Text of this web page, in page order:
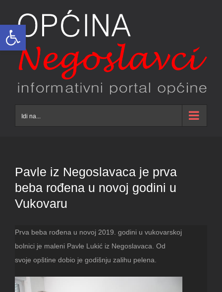
Open toolbar
content
Idi na...
Pavle iz Negoslavaca je prva
beba rođena u novoj godini u
Vukovaru
Prva beba rođena u novoj 2019. godini u vukovarskoj
bolnici je maleni Pavle Lukić iz Negoslavaca. Od
svoje opštine dobio je godišnju zalihu pelena.